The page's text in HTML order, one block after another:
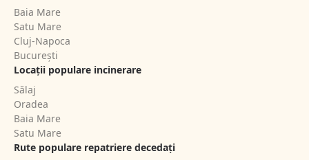
Baia Mare
Satu Mare
Cluj-Napoca
București
Locații populare incinerare
Sălaj
Oradea
Baia Mare
Satu Mare
Rute populare repatriere decedați